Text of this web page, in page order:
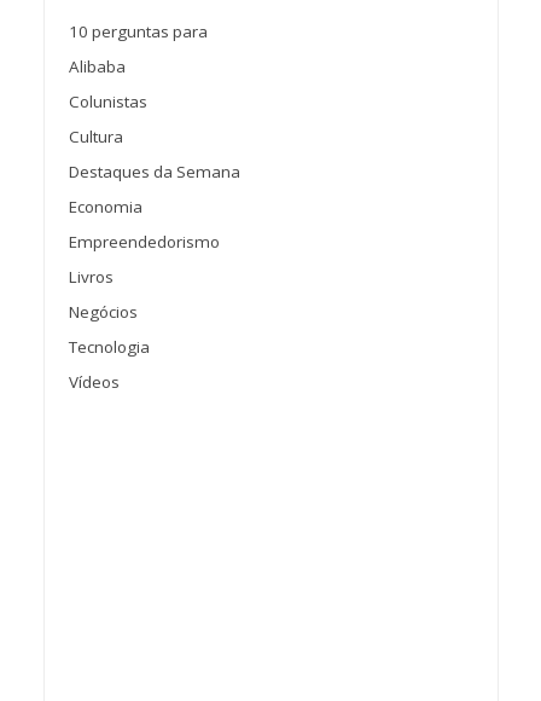
10 perguntas para
Alibaba
Colunistas
Cultura
Destaques da Semana
Economia
Empreendedorismo
Livros
Negócios
Tecnologia
Vídeos